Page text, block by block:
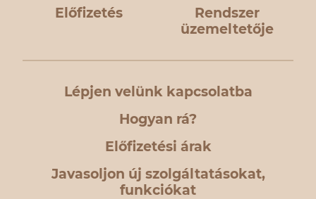
Előfizetés
Rendszer
üzemeltetője
Lépjen velünk kapcsolatba
Hogyan rá?
Előfizetési árak
Javasoljon új szolgáltatásokat,
funkciókat